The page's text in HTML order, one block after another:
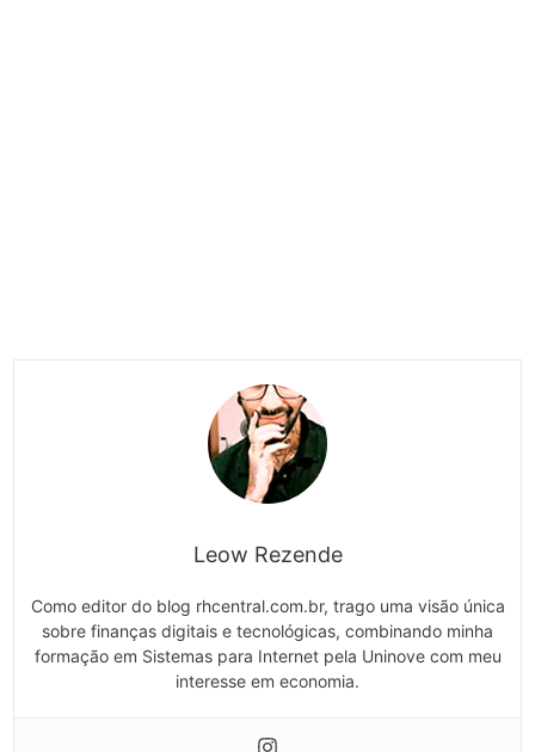
Leow Rezende
Como editor do blog rhcentral.com.br, trago uma visão única
sobre finanças digitais e tecnológicas, combinando minha
formação em Sistemas para Internet pela Uninove com meu
interesse em economia.